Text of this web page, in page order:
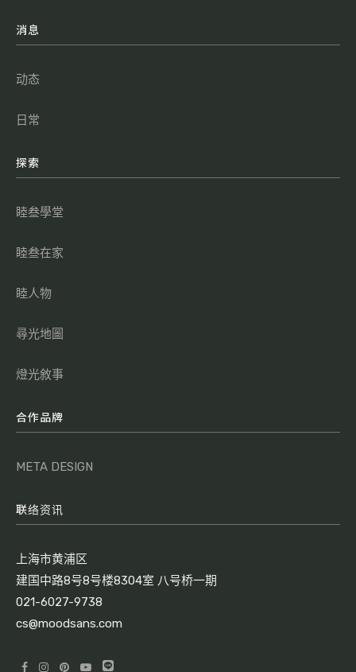
消息
动态
日常
探索
睦叁學堂
睦叁在家
睦人物
尋光地圖
燈光敘事
合作品牌
META DESIGN
联络资讯
上海市黄浦区
建国中路8号8号楼8304室 八号桥一期
021-6027-9738
cs@moodsans.com